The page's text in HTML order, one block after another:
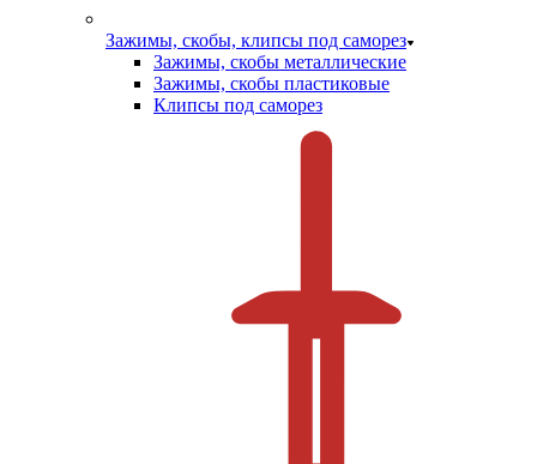
Зажимы, скобы, клипсы под саморез
Зажимы, скобы металлические
Зажимы, скобы пластиковые
Клипсы под саморез